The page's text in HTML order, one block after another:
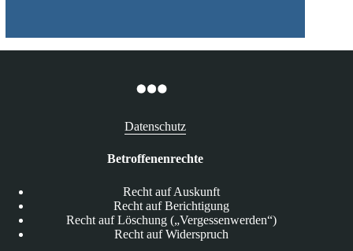
Datenschutz
Betroffenenrechte
Recht auf Auskunft
Recht auf Berichtigung
Recht auf Löschung („Vergessenwerden“)
Recht auf Widerspruch